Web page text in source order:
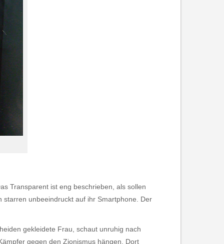
Transparent ist eng beschrieben, als sollen
starren unbeeindruckt auf ihr Smartphone. Der
gekleidete Frau, schaut unruhig nach
gegen den Zionismus hängen. Dort